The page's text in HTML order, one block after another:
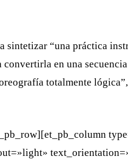
sintetizar “una práctica
convertirla en una
totalmente